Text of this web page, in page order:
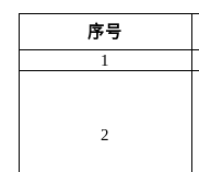
序号
1
2